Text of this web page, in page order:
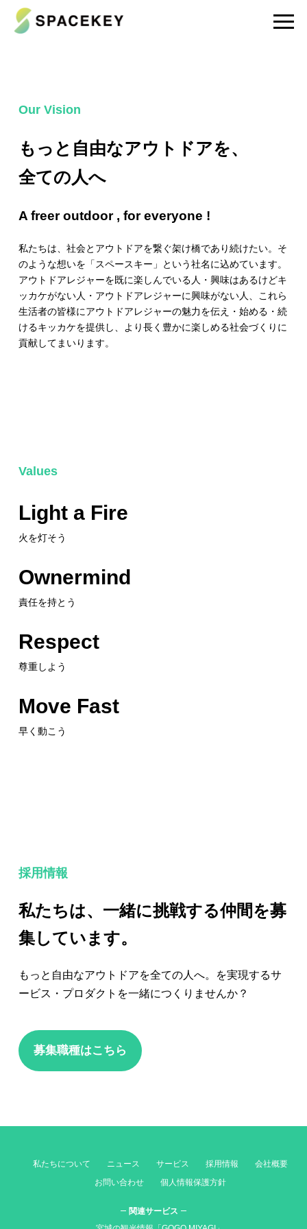
Our Vision
もっと自由なアウトドアを、
全ての人へ
A freer outdoor , for everyone !
私たちは、社会とアウトドアを繋ぐ架け橋であり続けたい。そ
のような想いを「スペースキー」という社名に込めています。
アウトドアレジャーを既に楽しんでいる人・興味はあるけどキ
ッカケがない人・アウトドアレジャーに興味がない人、これら
生活者の皆様にアウトドアレジャーの魅力を伝え・始める・続
けるキッカケを提供し、より長く豊かに楽しめる社会づくりに
貢献してまいります。
Values
Light a Fire
火を灯そう
Ownermind
責任を持とう
Respect
尊重しよう
Move Fast
早く動こう
採用情報
私たちは、一緒に挑戦する仲間を募
集しています。
もっと自由なアウトドアを全ての人へ。を実現するサ
ービス・プロダクトを一緒につくりませんか？
募集職種はこちら
私たちについて ニュース サービス 採用情報
会社概要
お問い合わせ
個人情報保護方針
関連サービス